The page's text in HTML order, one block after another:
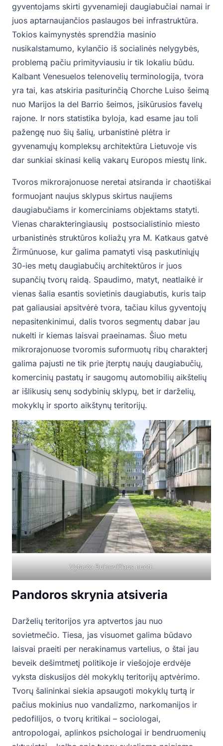
gyventojams skirti gyvenamieji daugiabučiai namai ir
juos aptarnaujančios paslaugos bei infrastruktūra.
Tokios kaimynystės sprendžia masinio
nusikalstamumo, kylančio iš socialinės nelygybės,
problemą pačiu primityviausiu ir tik lokaliu būdu.
Kalbant Venesuelos telenovelių terminologija, tvora
yra tai, kas atskiria pasiturinčią Chorche Luiso šeimą
nuo Marijos la del Barrio šeimos, įsikūrusios favelų
rajone. Ir nors statistika byloja, kad esame jau toli
pažengę nuo šių šalių, urbanistinė plėtra ir
gyvenamųjų kompleksų architektūra Lietuvoje vis
dar sunkiai skinasi kelią vakarų Europos miestų link.
Tvoros mikrorajonuose neretai atsiranda ir chaotiškai
formuojant naujus sklypus skirtus naujiems
daugiabučiams ir komerciniams objektams statyti.
Vienas charakteringiausių postsocialistinio miesto
urbanistinės struktūros koliažų yra M. Katkaus gatvė
Žirmūnuose, kur galima pamatyti visą paskutiniųjų
30-ies metų daugiabučių architektūros ir juos
supančių tvorų raidą. Spaudimo, matyt, neatlaikė ir
vienas šalia esantis sovietinis daugiabutis, kuris taip
pat galiausiai apsitvėrė tvora, tačiau kilus gyventojų
nepasitenkinimui, dalis tvoros segmentų dabar jau
nukelti ir kiemas laisvai praeinamas. Šiuo metu
mikrorajonuose tvoromis suformuotų ribų charakterį
galima pajusti ne tik prie įterptų naujų daugiabučių,
komercinių pastatų ir saugomų automobilių aikštelių
ar išlikusių senų sodybinių sklypų, bet ir darželių,
mokyklų ir sporto aikštynų teritorijų.
Vytauto Buinevičiaus nuotr.
Pandoros skrynia atsiveria
Darželių teritorijos yra aptvertos jau nuo
sovietmečio. Tiesa, jas visuomet galima būdavo
laisvai praeiti per nerakinamus vartelius, o štai jau
beveik dešimtmetį politikoje ir viešojoje erdvėje
vyksta diskusijos dėl mokyklų teritorijų aptvėrimo.
Tvorų šalininkai siekia apsaugoti mokyklų turtą ir
pačius mokinius nuo vandalizmo, narkomanijos ir
pedofilijos, o tvorų kritikai – sociologai,
antropologai, aplinkos psichologai ir bendruomenių